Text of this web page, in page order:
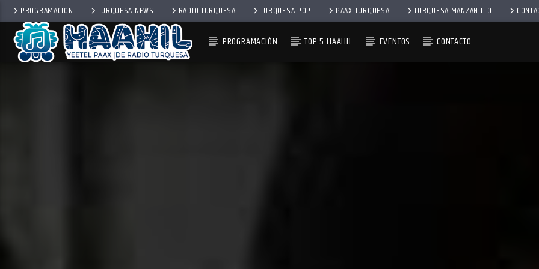
PROGRAMACIÓN TURQUESA NEWS RADIO TURQUESA TURQUESA POP PAAX TURQUESA TURQUESA MANZANILLO
PROGRAMACIÓN TOP 5 HAAHIL EVENTOS CONTACTO